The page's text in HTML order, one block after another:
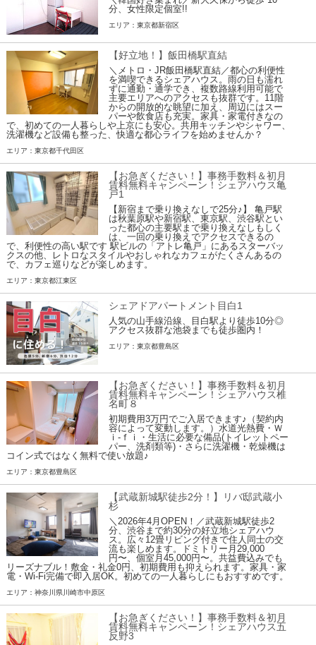
分、女性限定個室!!
エリア：東京都新宿区
【好立地！】飯田橋駅直結
＼メトロ・JR飯田橋駅直結／都心の利便性
を満喫できるシェアハウス。雨の日も濡れ
ずに通勤・通学でき、複数路線利用可能で
主要エリアへのアクセスも抜群です。11階
からの開放的な眺望に加え、周辺にはスー
パーや飲食店も充実。家具・家電付きなの
で、初めての一人暮らしや上京にも安心。共用キッチンやシャワー、
洗濯機など設備も整った、快適な都心ライフを始めませんか？
エリア：東京都千代田区
【お急ぎください！】事務手数料＆初月
賃料無料キャンペーン！シェアハウス亀
戸1
【新宿まで乗り換えなしで25分♪】 亀戸駅
は秋葉原駅や新宿駅、東京駅、渋谷駅とい
った都心の主要駅まで乗り換えなしもしく
は、一回の乗り換えでアクセスできるの
で、利便性の高い駅です 駅ビルの「アトレ亀戸」にあるスターバッ
クスの他、レトロなスタイルやおしゃれなカフェがたくさんあるの
で、カフェ巡りなどが楽しめます。
エリア：東京都江東区
シェアドアパートメント目白1
人気の山手線沿線、目白駅より徒歩10分◎
アクセス抜群な池袋までも徒歩圏内！
エリア：東京都豊島区
【お急ぎください！】事務手数料＆初月
賃料無料キャンペーン！シェアハウス椎
名町８
初期費用3万円でご入居できます♪（契約内
容によって変動します。）水道光熱費・Ｗ
ｉ-ｆｉ・生活に必要な備品(トイレットペー
パー、洗剤類等)・さらに洗濯機・乾燥機は
コイン式ではなく無料で使い放題♪
エリア：東京都豊島区
【武蔵新城駅徒歩2分！】リバ邸武蔵小
杉
＼2026年4月OPEN！／武蔵新城駅徒歩2
分、渋谷まで約30分の好立地シェアハウ
ス。広々12畳リビング付きで住人同士の交
流も楽しめます。ドミトリー月29,000
円〜、個室月45,000円〜。共益費込みでも
リーズナブル！敷金・礼金0円、初期費用も抑えられます。家具・家
電・Wi-Fi完備で即入居OK。初めての一人暮らしにもおすすめです。
エリア：神奈川県川崎市中原区
【お急ぎください！】事務手数料＆初月
賃料無料キャンペーン！シェアハウス五
反野3